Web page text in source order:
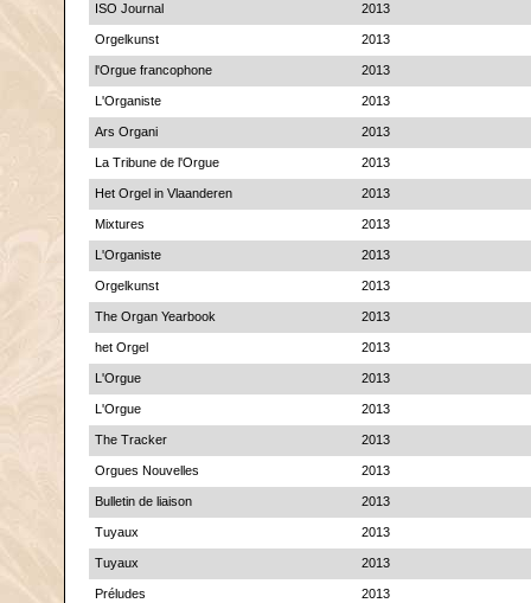
ISO Journal 2013
Orgelkunst 2013
l'Orgue francophone 2013
L'Organiste 2013
Ars Organi 2013
La Tribune de l'Orgue 2013
Het Orgel in Vlaanderen 2013
Mixtures 2013
L'Organiste 2013
Orgelkunst 2013
The Organ Yearbook 2013
het Orgel 2013
L'Orgue 2013
L'Orgue 2013
The Tracker 2013
Orgues Nouvelles 2013
Bulletin de liaison 2013
Tuyaux 2013
Tuyaux 2013
Préludes 2013